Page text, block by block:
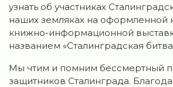
узнать об участниках
наших земляках на оформленной
книжно-информационной
названием «Сталинградская
Мы чтим и помним бессмертный
защитников Сталинграда.